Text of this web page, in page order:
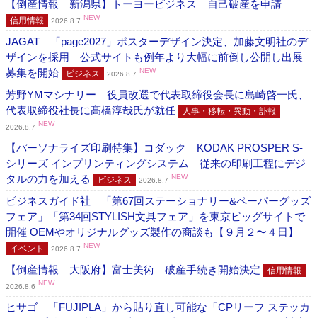
【倒産情報 新潟県】トーヨービジネス 自己破産を申請
信用情報 2026.8.7 NEW
JAGAT 「page2027」ポスターデザイン決定、加藤文明社のデ
ザインを採用 公式サイトも例年より大幅に前倒し公開し出展
募集を開始
ビジネス 2026.8.7 NEW
芳野YMマシナリー 役員改選で代表取締役会長に島崎啓一氏、
代表取締役社長に髙橋淳哉氏が就任
人事・移転・異動・訃報
2026.8.7 NEW
【パーソナライズ印刷特集】コダック KODAK PROSPER S-
シリーズ インプリンティングシステム 従来の印刷工程にデジ
タルの力を加える
ビジネス 2026.8.7 NEW
ビジネスガイド社 「第67回ステーショナリー&ペーパーグッズ
フェア」「第34回STYLISH文具フェア」を東京ビッグサイトで
開催 OEMやオリジナルグッズ製作の商談も【９月２〜４日】
イベント 2026.8.7 NEW
【倒産情報 大阪府】富士美術 破産手続き開始決定 信用情報
2026.8.6 NEW
ヒサゴ 「FUJIPLA」から貼り直し可能な「CPリーフ ステッカ